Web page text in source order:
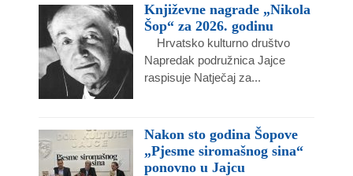
Književne nagrade „Nikola
Šop“ za 2026. godinu
Hrvatsko kulturno društvo
Napredak podružnica Jajce
raspisuje Natječaj za...
Nakon sto godina Šopove
„Pjesme siromašnog sina“
ponovno u Jajcu